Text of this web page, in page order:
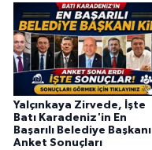
Yalçınkaya Zirvede, İşte
Batı Karadeniz'in En
Başarılı Belediye Başkanı
Anket Sonuçları